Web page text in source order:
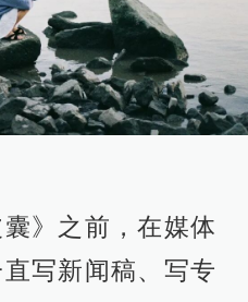
》之前，在媒体
写新闻稿、写专